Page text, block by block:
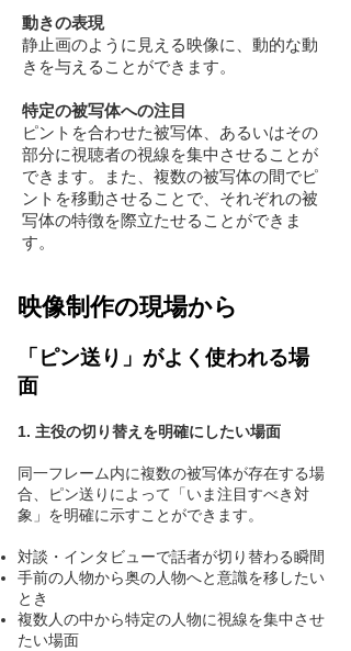
動きの表現
静止画のように見える映像に、動的な動
きを与えることができます。
特定の被写体への注目
ピントを合わせた被写体、あるいはその
部分に視聴者の視線を集中させることが
できます。また、複数の被写体の間でピ
ントを移動させることで、それぞれの被
写体の特徴を際立たせることができま
す。
映像制作の現場から
「ピン送り」がよく使われる場
面
1. 主役の切り替えを明確にしたい場面
同一フレーム内に複数の被写体が存在する場
合、ピン送りによって「いま注目すべき対
象」を明確に示すことができます。
対談・インタビューで話者が切り替わる瞬間
手前の人物から奥の人物へと意識を移したい
とき
複数人の中から特定の人物に視線を集中させ
たい場面